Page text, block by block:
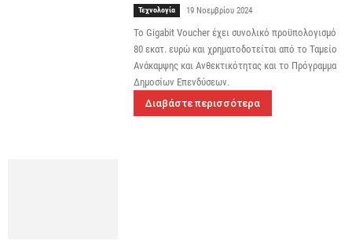
Τεχνολογία 19 Νοεμβρίου 2024
Το Gigabit Voucher έχει συνολικό προϋπολογισμό
80 εκατ. ευρώ και χρηματοδοτείται από το Ταμείο
Ανάκαμψης και Ανθεκτικότητας και το Πρόγραμμα
Δημοσίων Επενδύσεων.
Διαβάστε περισσότερα